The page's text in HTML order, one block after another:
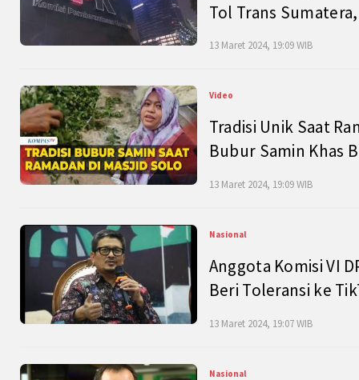
Tol Trans
13 Maret 2024, 19:09 WIB
Video
Tradisi Unik Saat
Bubur Samin Khas
13 Maret 2024, 19:09 WIB
Nasional
Anggota Komisi VI
Beri Toleransi ke
13 Maret 2024, 19:07 WIB
Nasional